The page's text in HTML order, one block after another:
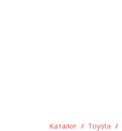
Каталог / Toyota /